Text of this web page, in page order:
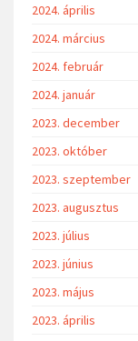
2024. április
2024. március
2024. február
2024. január
2023. december
2023. október
2023. szeptember
2023. augusztus
2023. július
2023. június
2023. május
2023. április